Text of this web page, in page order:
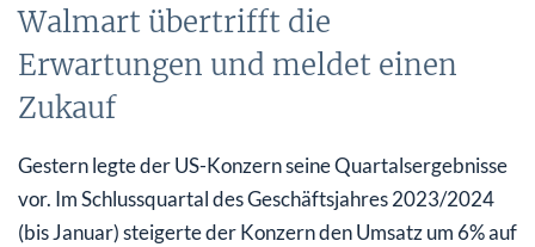
Walmart übertrifft die
Erwartungen und meldet einen
Zukauf
Gestern legte der US-Konzern seine Quartalsergebnisse
vor. Im Schlussquartal des Geschäftsjahres 2023/2024
(bis Januar) steigerte der Konzern den Umsatz um 6% auf